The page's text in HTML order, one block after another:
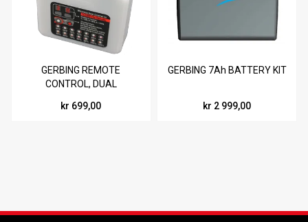
GERBING REMOTE
CONTROL, DUAL
kr 699,00
GERBING 7Ah BATTERY KIT
kr 2 999,00